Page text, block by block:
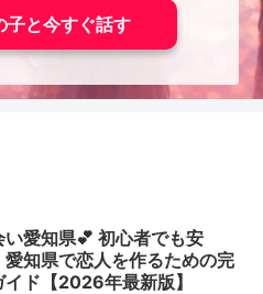
子と今すぐ話す
い愛知県💕 初心者でも安
愛知県で恋人を作るための完
イド【2026年最新版】